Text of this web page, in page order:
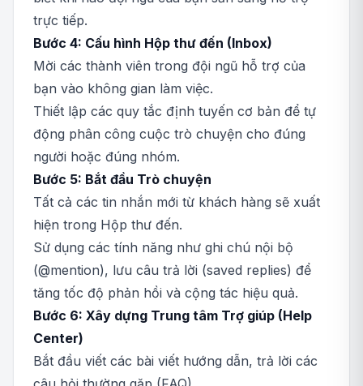
trực tiếp.
Bước 4: Cấu hình Hộp thư đến (Inbox)
Mời các thành viên trong đội ngũ hỗ trợ của
bạn vào không gian làm việc.
Thiết lập các quy tắc định tuyến cơ bản để tự
động phân công cuộc trò chuyện cho đúng
người hoặc đúng nhóm.
Bước 5: Bắt đầu Trò chuyện
Tất cả các tin nhắn mới từ khách hàng sẽ xuất
hiện trong Hộp thư đến.
Sử dụng các tính năng như ghi chú nội bộ
(@mention), lưu câu trả lời (saved replies) để
tăng tốc độ phản hồi và cộng tác hiệu quả.
Bước 6: Xây dựng Trung tâm Trợ giúp (Help
Center)
Bắt đầu viết các bài viết hướng dẫn, trả lời các